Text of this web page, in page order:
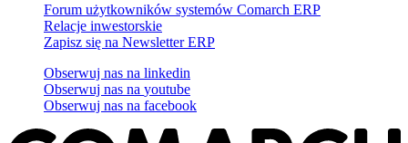
Forum użytkowników systemów Comarch ERP
Relacje inwestorskie
Zapisz się na Newsletter ERP
Obserwuj nas na linkedin
Obserwuj nas na youtube
Obserwuj nas na facebook